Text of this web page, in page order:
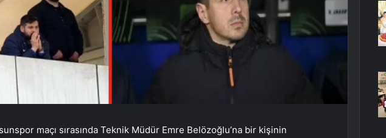
maçı sırasında Teknik Müdür Emre Belözoğlu’na bir kişinin